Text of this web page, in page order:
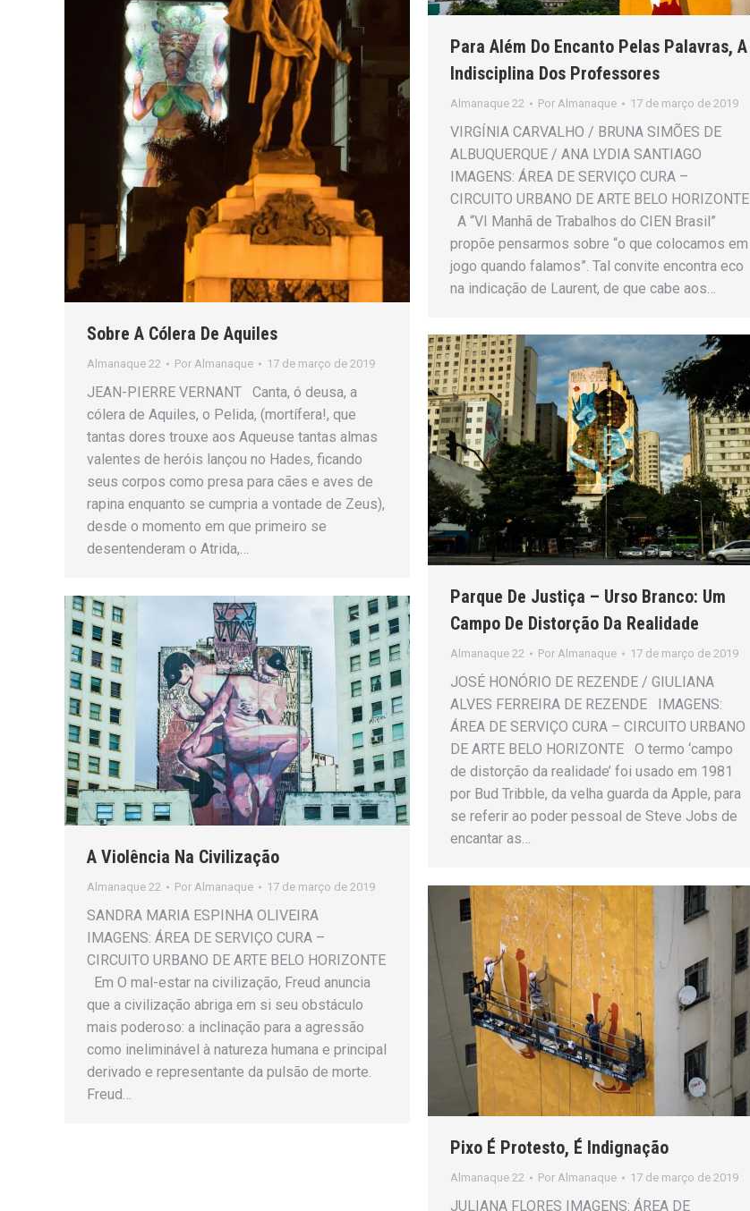
Sobre A Cólera De Aquiles
Almanaque 22 Por Almanaque 17 de março de 2019
JEAN-PIERRE VERNANT Canta, ó deusa, a
cólera de Aquiles, o Pelida, (mortífera!, que
tantas dores trouxe aos Aqueuse tantas almas
valentes de heróis lançou no Hades, ficando
seus corpos como presa para cães e aves de
rapina enquanto se cumpria a vontade de Zeus),
desde o momento em que primeiro se
desentenderam o Atrida,…
Para Além Do Encanto Pelas Palavras, A
Indisciplina Dos Professores
Almanaque 22 Por Almanaque 17 de março de 2019
VIRGÍNIA CARVALHO / BRUNA SIMÕES DE
ALBUQUERQUE / ANA LYDIA SANTIAGO
IMAGENS: ÁREA DE SERVIÇO CURA –
CIRCUITO URBANO DE ARTE BELO HORIZONTE
A “VI Manhã de Trabalhos do CIEN Brasil”
propõe pensarmos sobre “o que colocamos em
jogo quando falamos”. Tal convite encontra eco
na indicação de Laurent, de que cabe aos…
Parque De Justiça – Urso Branco: Um
Campo De Distorção Da Realidade
Almanaque 22 Por Almanaque 17 de março de 2019
JOSÉ HONÓRIO DE REZENDE / GIULIANA
ALVES FERREIRA DE REZENDE IMAGENS:
ÁREA DE SERVIÇO CURA – CIRCUITO URBANO
DE ARTE BELO HORIZONTE O termo ‘campo
de distorção da realidade’ foi usado em 1981
por Bud Tribble, da velha guarda da Apple, para
se referir ao poder pessoal de Steve Jobs de
encantar as…
A Violência Na Civilização
Almanaque 22 Por Almanaque 17 de março de 2019
SANDRA MARIA ESPINHA OLIVEIRA
IMAGENS: ÁREA DE SERVIÇO CURA –
CIRCUITO URBANO DE ARTE BELO HORIZONTE
Em O mal-estar na civilização, Freud anuncia
que a civilização abriga em si seu obstáculo
mais poderoso: a inclinação para a agressão
como ineliminável à natureza humana e principal
derivado e representante da pulsão de morte.
Freud…
Pixo É Protesto, É Indignação
Almanaque 22 Por Almanaque 17 de março de 2019
JULIANA FLORES IMAGENS: ÁREA DE